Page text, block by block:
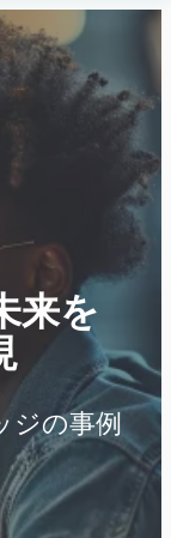
来を
ジの事例